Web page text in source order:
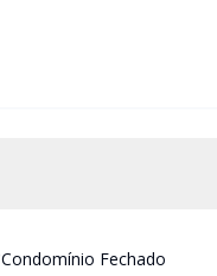
Condomínio Fechado